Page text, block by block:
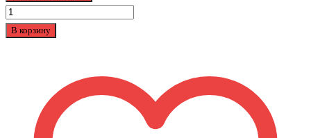
Количество
товара
В корзину